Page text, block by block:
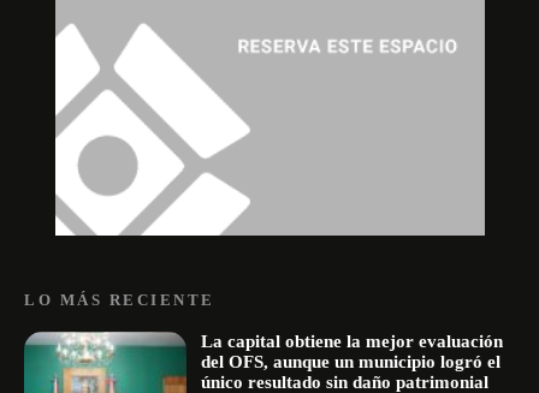
LO MÁS RECIENTE
La capital obtiene la mejor evaluación
del OFS, aunque un municipio logró el
único resultado sin daño patrimonial